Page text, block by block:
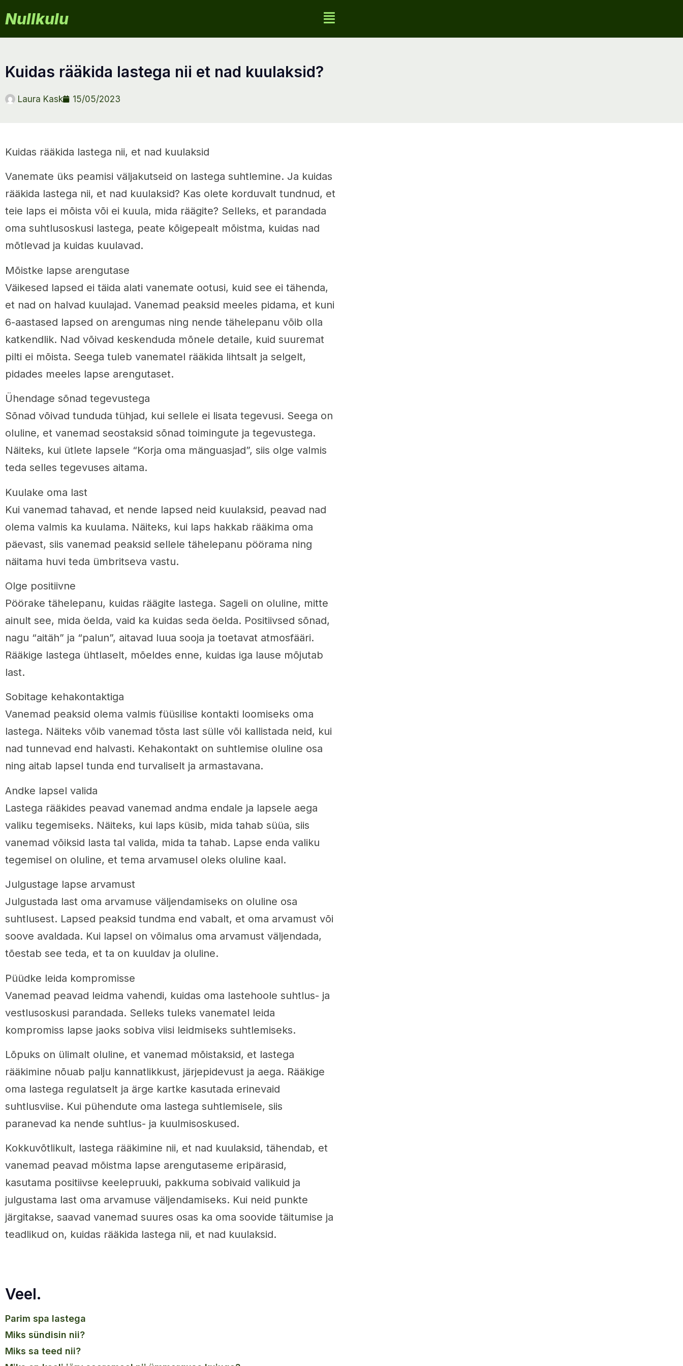
Nullkulu
kuidas rääkida lastega nii et nad kuulaksid?
Laura Kask 15/05/2023
Kuidas rääkida lastega nii, et nad kuulaksid
Vanemate üks peamisi väljakutseid on lastega suhtlemine. Ja kuidas
rääkida lastega nii, et nad kuulaksid? Kas olete korduvalt tundnud, et
teie laps ei mõista või ei kuula, mida räägite? Selleks, et parandada
oma suhtlusoskusi lastega, peate kõigepealt mõistma, kuidas nad
mõtlevad ja kuidas kuulavad.
Mõistke lapse arengutase
Väikesed lapsed ei täida alati vanemate ootusi, kuid see ei tähenda,
et nad on halvad kuulajad. Vanemad peaksid meeles pidama, et kuni
6-aastased lapsed on arengumas ning nende tähelepanu võib olla
katkendlik. Nad võivad keskenduda mõnele detaile, kuid suuremat
pilti ei mõista. Seega tuleb vanematel rääkida lihtsalt ja selgelt,
pidades meeles lapse arengutaset.
Ühendage sõnad tegevustega
Sõnad võivad tunduda tühjad, kui sellele ei lisata tegevusi. Seega on
oluline, et vanemad seostaksid sõnad toimingute ja tegevustega.
Näiteks, kui ütlete lapsele “Korja oma mänguasjad”, siis olge valmis
teda selles tegevuses aitama.
Kuulake oma last
Kui vanemad tahavad, et nende lapsed neid kuulaksid, peavad nad
olema valmis ka kuulama. Näiteks, kui laps hakkab rääkima oma
päevast, siis vanemad peaksid sellele tähelepanu pöörama ning
näitama huvi teda ümbritseva vastu.
Olge positiivne
Pöörake tähelepanu, kuidas räägite lastega. Sageli on oluline, mitte
ainult see, mida öelda, vaid ka kuidas seda öelda. Positiivsed sõnad,
nagu “aitäh” ja “palun”, aitavad luua sooja ja toetavat atmosfääri.
Rääkige lastega ühtlaselt, mõeldes enne, kuidas iga lause mõjutab
last.
Sobitage kehakontaktiga
Vanemad peaksid olema valmis füüsilise kontakti loomiseks oma
lastega. Näiteks võib vanemad tõsta last sülle või kallistada neid, kui
nad tunnevad end halvasti. Kehakontakt on suhtlemise oluline osa
ning aitab lapsel tunda end turvaliselt ja armastavana.
Andke lapsel valida
Lastega rääkides peavad vanemad andma endale ja lapsele aega
valiku tegemiseks. Näiteks, kui laps küsib, mida tahab süüa, siis
vanemad võiksid lasta tal valida, mida ta tahab. Lapse enda valiku
tegemisel on oluline, et tema arvamusel oleks oluline kaal.
Julgustage lapse arvamust
Julgustada last oma arvamuse väljendamiseks on oluline osa
suhtlusest. Lapsed peaksid tundma end vabalt, et oma arvamust või
soove avaldada. Kui lapsel on võimalus oma arvamust väljendada,
tõestab see teda, et ta on kuuldav ja oluline.
Püüdke leida kompromisse
Vanemad peavad leidma vahendi, kuidas oma lastehoole suhtlus- ja
vestlusoskusi parandada. Selleks tuleks vanematel leida
kompromiss lapse jaoks sobiva viisi leidmiseks suhtlemiseks.
Lõpuks on ülimalt oluline, et vanemad mõistaksid, et lastega
rääkimine nõuab palju kannatlikkust, järjepidevust ja aega. Rääkige
oma lastega regulatselt ja ärge kartke kasutada erinevaid
suhtlusviise. Kui pühendute oma lastega suhtlemisele, siis
paranevad ka nende suhtlus- ja kuulmisoskused.
Kokkuvõtlikult, lastega rääkimine nii, et nad kuulaksid, tähendab, et
vanemad peavad mõistma lapse arengutaseme eripärasid,
kasutama positiivse keelepruuki, pakkuma sobivaid valikuid ja
julgustama last oma arvamuse väljendamiseks. Kui neid punkte
järgitakse, saavad vanemad suures osas ka oma soovide täitumise ja
teadlikud on, kuidas rääkida lastega nii, et nad kuulaksid.
Veel.
parim spa lastega
miks sündisin nii?
miks sa teed nii?